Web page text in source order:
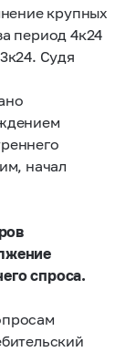
крупных
период 4к24
Судя
начал
спроса.